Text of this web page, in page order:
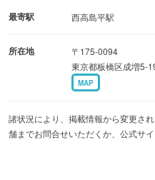
最寄駅 西高島平駅
所在地
〒175-0094
東京都板橋区成増5-
MAP
諸状況により、掲載情報から変更さ
舗までお問合せいただくか、公式サ